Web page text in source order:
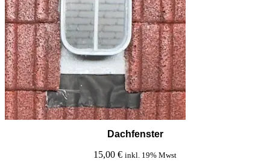
Dachfenster
15,00 € inkl. 19% Mwst